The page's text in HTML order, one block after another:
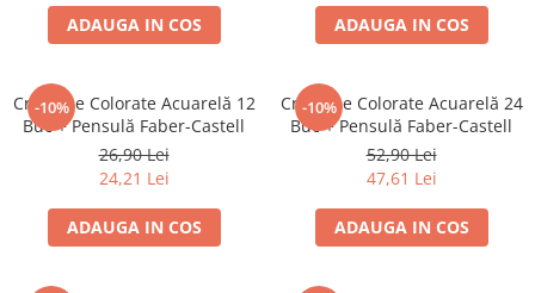
Instrumente de scris și desen
Carioci
Creioane cerate
Creioane colorate
Creioane mecanice
Linere
Markere
ADAUGA IN COS ADAUGA IN COS
-10%
Creioane Colorate Acuarelă 12
Buc + Pensulă Faber-Castell
26,90 Lei
24,21 Lei
ADAUGA IN COS
-10%
Creioane Colorate Acuarelă 24
Buc + Pensulă Faber-Castell
52,90 Lei
47,61 Lei
ADAUGA IN COS